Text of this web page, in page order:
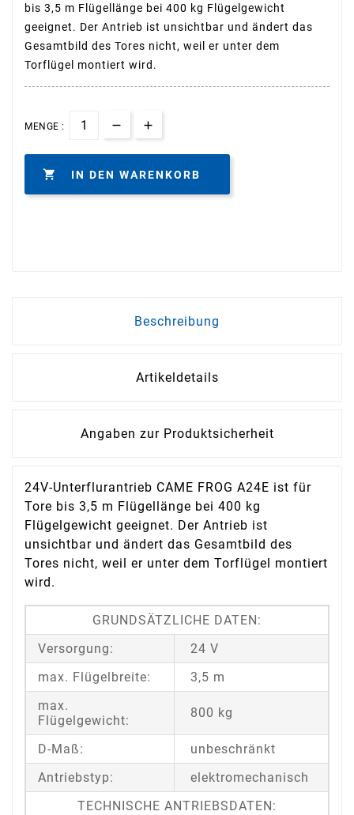
bis 3,5 m Flügellänge bei 400 kg Flügelgewicht
geeignet. Der Antrieb ist unsichtbar und ändert das
Gesamtbild des Tores nicht, weil er unter dem
Torflügel montiert wird.
MENGE :
 IN DEN WARENKORB
Beschreibung
Artikeldetails
Angaben zur Produktsicherheit
24V-Unterflurantrieb CAME FROG A24E ist für
Tore bis 3,5 m Flügellänge bei 400 kg
Flügelgewicht geeignet. Der Antrieb ist
unsichtbar und ändert das Gesamtbild des
Tores nicht, weil er unter dem Torflügel montiert
wird.
GRUNDSÄTZLICHE DATEN:
Versorgung:
24 V
max. Flügelbreite:
3,5 m
max.
Flügelgewicht:
800 kg
D-Maß:
unbeschränkt
Antriebstyp:
elektromechanisch
TECHNISCHE ANTRIEBSDATEN: